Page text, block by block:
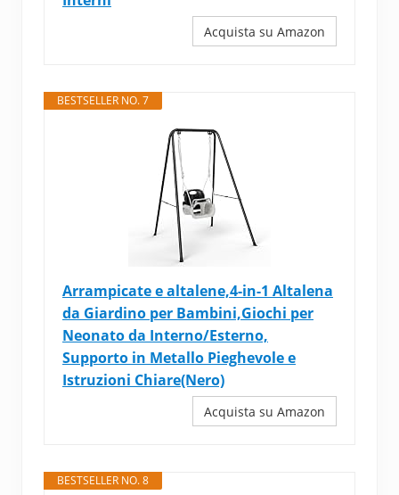
Acquista su Amazon
BESTSELLER NO. 7
Arrampicate e altalene,4-in-1 Altalena
da Giardino per Bambini,Giochi per
Neonato da Interno/Esterno,
Supporto in Metallo Pieghevole e
Istruzioni Chiare(Nero)
Acquista su Amazon
BESTSELLER NO. 8